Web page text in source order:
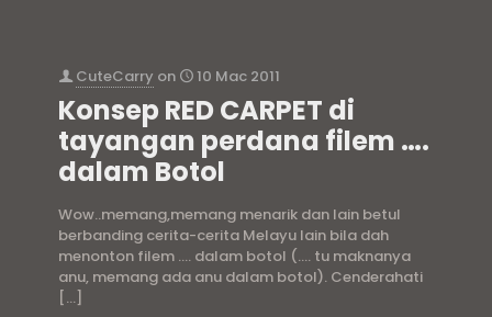
CuteCarry on 10 Mac 2011
Konsep RED CARPET di
tayangan perdana filem ….
dalam Botol
Wow..memang,memang menarik dan lain betul
berbanding cerita-cerita Melayu lain bila dah
menonton filem …. dalam botol (…. tu maknanya
anu, memang ada anu dalam botol). Cenderahati
[…]